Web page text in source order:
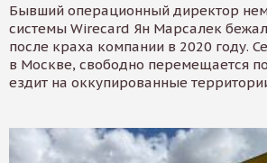
Бывший операционный директор
системы Wirecard Ян Марсалек
после краха компании в 2020 году.
в Москве, свободно перемещается
ездит на оккупированные